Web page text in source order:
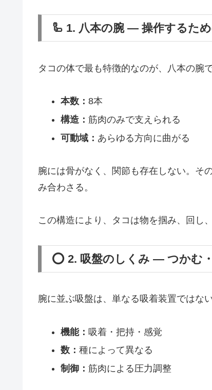
🦾 1. 八本の腕 ― 操作するた
タコの体で最も特徴的なのが、八本の腕で
本数： 8本
構造： 筋肉のみで支えられる
可動域： あらゆる方向に曲がる
腕には骨がなく、関節も存在しない。そ
み合わさる。
この構造により、タコは物を掴み、回し
⭕ 2. 吸盤のしくみ ― つかむ
腕に並ぶ吸盤は、単なる吸着装置ではない
機能： 吸着・把持・感覚
数： 種によって異なる
制御： 筋肉による圧力調整